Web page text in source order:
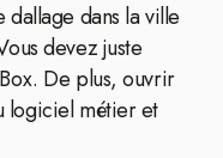
dallage dans la ville
devez juste
De plus, ouvrir
logiciel métier et